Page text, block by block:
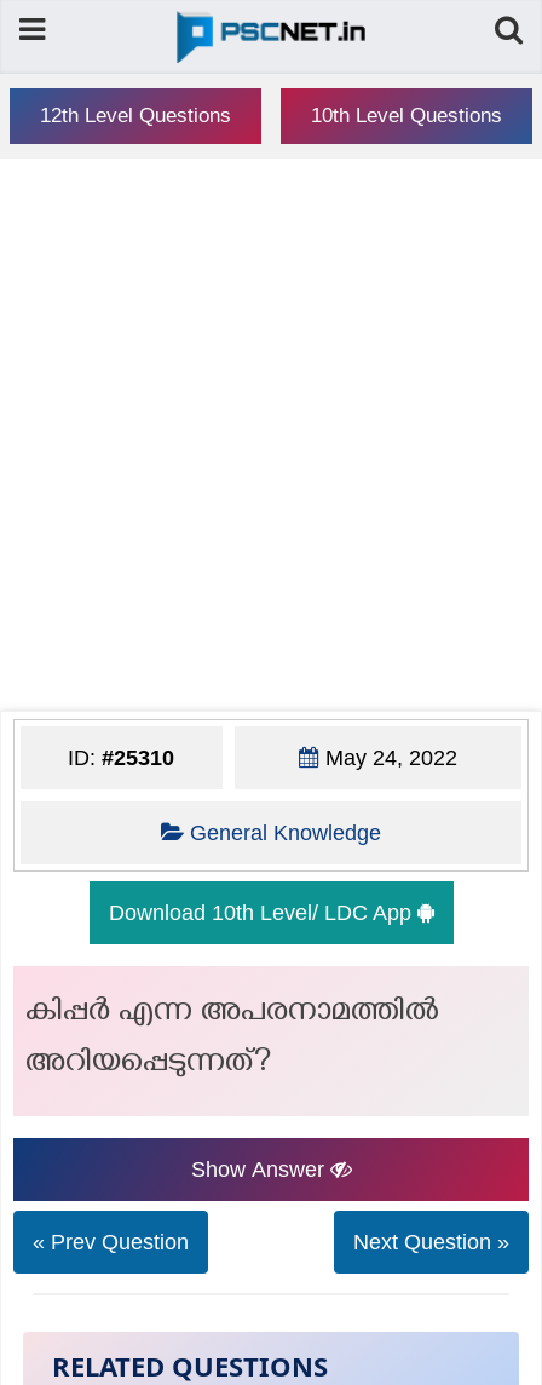
12th Level Questions 10th Level Questions
ID:#25310 May 24, 2022
General Knowledge
Download 10th Level/ LDC App
കിപ്പർ എന്ന അപരനാമത്തിൽ
അറിയപ്പെടുന്നത്?
Show Answer
« Prev Question Next Question »
RELATED QUESTIONS